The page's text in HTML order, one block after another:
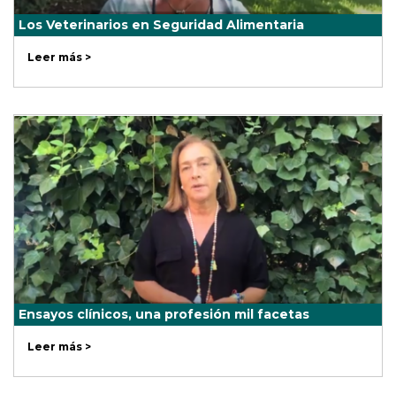
Los Veterinarios en Seguridad Alimentaria
Leer más >
Ensayos clínicos, una profesión mil facetas
Leer más >